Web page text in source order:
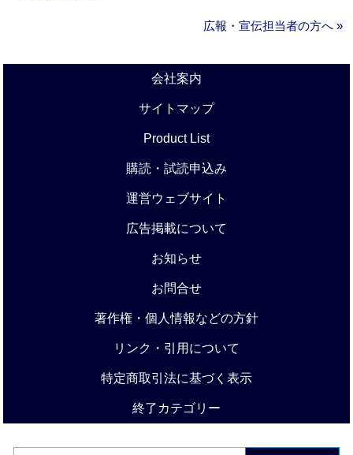
広報・宣伝担当者の方へ »
会社案内
サイトマップ
Product List
購読・試読申込み
運営ウェブサイト
広告掲載について
お知らせ
お問合せ
著作権・個人情報などの方針
リンク・引用について
特定商取引法に基づく表示
終了カテゴリー